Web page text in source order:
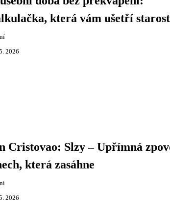
která vám ušetří
2026
Cristovao: Slzy – Upřímná
která zasáhne
2026